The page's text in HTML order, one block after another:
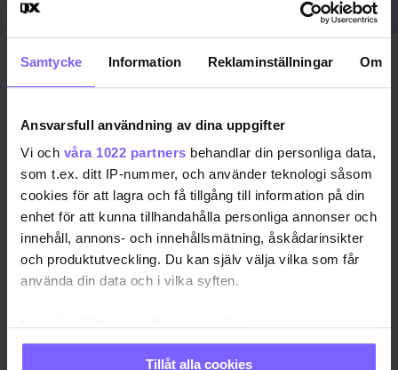
Samtycke Information Reklaminställningar Om
Ansvarsfull användning av dina uppgifter
Vi och våra 1022 partners behandlar din personliga data,
som t.ex. ditt IP-nummer, och använder teknologi såsom
cookies för att lagra och få tillgång till information på din
enhet för att kunna tillhandahålla personliga annonser och
innehåll, annons- och innehållsmätning, åskådarinsikter
och produktutveckling. Du kan själv välja vilka som får
använda din data och i vilka syften.
Samla in information om din geografiska plats
Tillåt alla cookies
Uppdaterad 2024-03-15
KÖPENHAMN PRIDE PRIDE 2023
DELA DEN HÄR ARTIKELN